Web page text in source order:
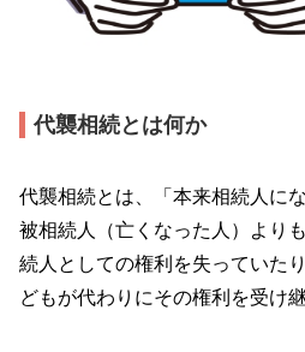
代襲相続とは何か
代襲相続とは、「本来相続人に
被相続人（亡くなった人）より
続人としての権利を失っていた
どもが代わりにその権利を受け